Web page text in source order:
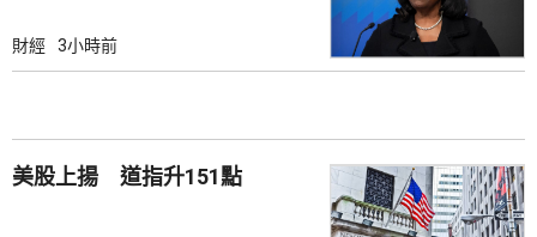
財經 3小時前
美股上揚 道指升151點